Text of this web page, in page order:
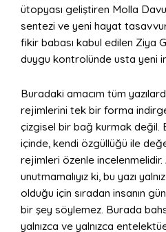
ütopyası geliştiren Molla
sentezi ve yeni hayat
fikir babası kabul edilen Ziya
duygu kontrolünde usta yeni
Buradaki amacım tüm
rejimlerini tek bir forma
çizgisel bir bağ kurmak değil.
içinde, kendi özgüllüğü ile
rejimleri özenle incelenmelidir.
unutmamalıyız ki, bu yazı
olduğu için sıradan insanın
bir şey söylemez. Burada
yalnızca ve yalnızca